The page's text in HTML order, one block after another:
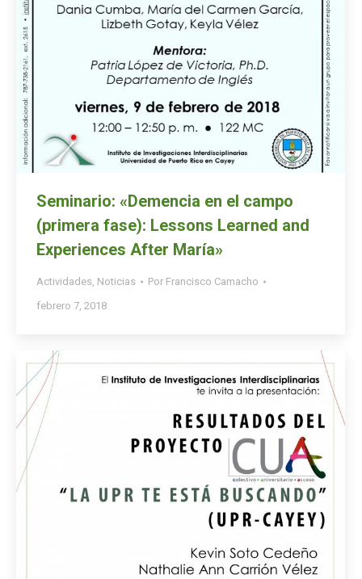
Seminario: «Demencia en el campo
(primera fase): Lessons Learned and
Experiences After María»
Actividades, Noticias Por Francisco Camacho
febrero 7, 2018